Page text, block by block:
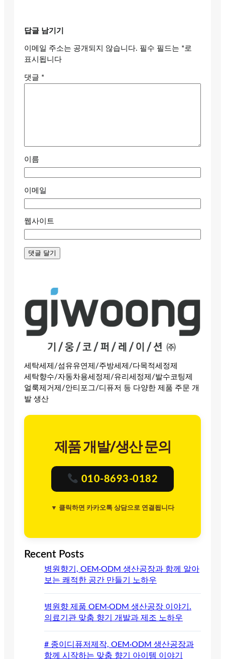
답글 남기기
이메일 주소는 공개되지 않습니다. 필수 필드는 *로
표시됩니다
댓글 *
이름
이메일
웹사이트
세탁세제/섬유유연제/주방세제/다목적세정제
세탁향수/자동차용세정제/유리세정제/발수코팅제
얼룩제거제/안티포그/디퓨저 등 다양한 제품 주문 개
발 생산
제품 개발/생산 문의
010-8693-0182
▼ 클릭하면 카카오톡 상담으로 연결됩니다
Recent Posts
병원향기, OEM·ODM 생산공장과 함께 알아
보는 쾌적한 공간 만들기 노하우
병원향 제품 OEM·ODM 생산공장 이야기.
의료기관 맞춤 향기 개발과 제조 노하우
# 종이디퓨저제작, OEM·ODM 생산공장과
함께 시작하는 맞춤 향기 아이템 이야기